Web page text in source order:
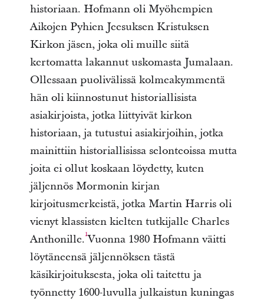
historiaan. Hofmann oli Myöhempien
Aikojen Pyhien Jeesuksen Kristuksen
Kirkon jäsen, joka oli muille siitä
kertomatta lakannut uskomasta Jumalaan.
Ollessaan puolivälissä kolmeakymmentä
hän oli kiinnostunut historiallisista
asiakirjoista, jotka liittyivät kirkon
historiaan, ja tutustui asiakirjoihin, jotka
mainittiin historiallisissa selonteoissa mutta
joita ei ollut koskaan löydetty, kuten
jäljennös Mormonin kirjan
kirjoitusmerkeistä, jotka Martin Harris oli
vienyt klassisten kielten tutkijalle Charles
Anthonille.1Vuonna 1980 Hofmann väitti
löytäneensä jäljennöksen tästä
käsikirjoituksesta, joka oli taitettu ja
työnnetty 1600-luvulla julkaistun kuningas